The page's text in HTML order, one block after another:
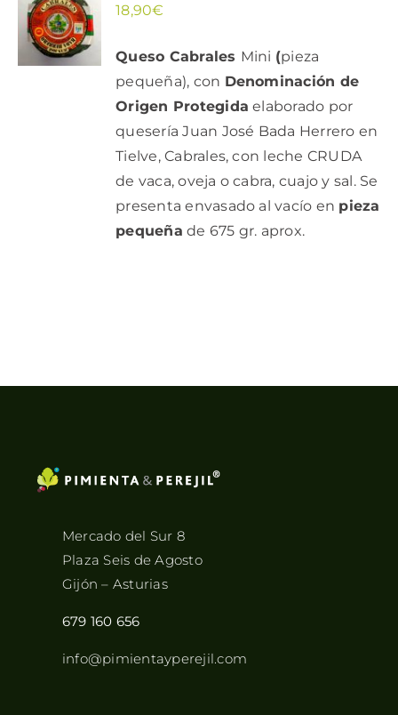
AL
CARRITO
/
DETALLES
18,90€
Queso Cabrales Mini (pieza
pequeña), con Denominación de
Origen Protegida elaborado por
quesería Juan José Bada Herrero en
Tielve, Cabrales, con leche CRUDA
de vaca, oveja o cabra, cuajo y sal. Se
presenta envasado al vacío en pieza
pequeña de 675 gr. aprox.
Mercado del Sur 8
Plaza Seis de Agosto
Gijón – Asturias
679 160 656
info@pimientayperejil.com